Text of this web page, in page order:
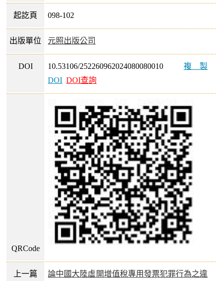
起訖頁 098-102
出版單位 元照出版公司
DOI 10.53106/252260962024080080010 複製
DOI DOI查詢
QRCode
上一篇
論中國大陸虛開增值稅專用發票犯罪行為之違